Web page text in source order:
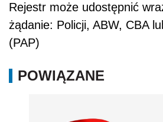
Rejestr może udostępnić
żądanie: Policji, ABW, CBA
(PAP)
POWIĄZANE